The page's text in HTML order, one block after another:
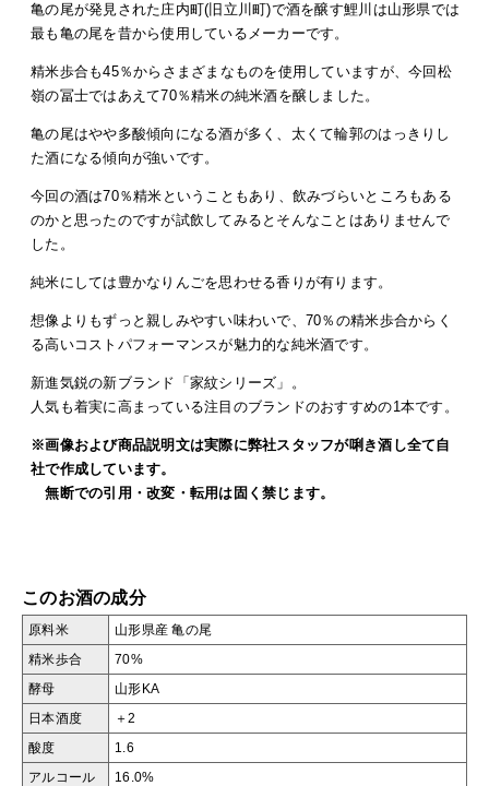
亀の尾が発見された庄内町(旧立川町)で酒を醸す鯉川は山形県では
最も亀の尾を昔から使用しているメーカーです。
精米歩合も45％からさまざまなものを使用していますが、今回松
嶺の冨士ではあえて70％精米の純米酒を醸しました。
亀の尾はやや多酸傾向になる酒が多く、太くて輪郭のはっきりし
た酒になる傾向が強いです。
今回の酒は70％精米ということもあり、飲みづらいところもある
のかと思ったのですが試飲してみるとそんなことはありませんで
した。
純米にしては豊かなりんごを思わせる香りが有ります。
想像よりもずっと親しみやすい味わいで、70％の精米歩合からく
る高いコストパフォーマンスが魅力的な純米酒です。
新進気鋭の新ブランド「家紋シリーズ」。
人気も着実に高まっている注目のブランドのおすすめの1本です。
※画像および商品説明文は実際に弊社スタッフが唎き酒し全て自
社で作成しています。
無断での引用・改変・転用は固く禁じます。
このお酒の成分
原料米 山形県産 亀の尾
精米歩合 70%
酵母 山形KA
日本酒度 ＋2
酸度 1.6
アルコール 16.0%